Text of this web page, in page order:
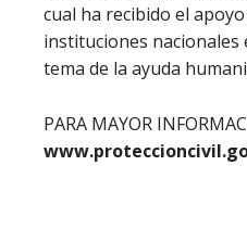
cual ha recibido el
instituciones nacionales
tema de la ayuda
PARA MAYOR